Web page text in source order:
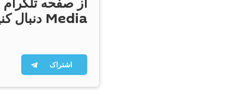
Media دنبال کنید
اشتراک